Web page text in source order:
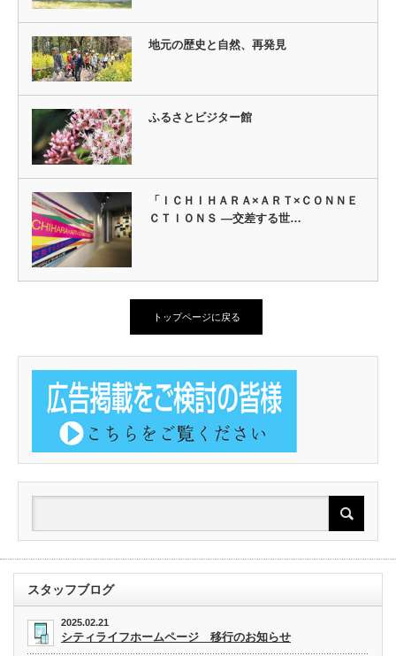
地元の歴史と自然、再発見
ふるさとビジター館
「ＩＣＨＩＨＡＲＡ×ＡＲＴ×ＣＯＮＮＥ
ＣＴＩＯＮＳ ―交差する世…
トップページに戻る
スタッフブログ
2025.02.21
シティライフホームページ 移行のお知らせ